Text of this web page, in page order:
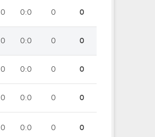
0 0:0 0 0
0 0:0 0 0
0 0:0 0 0
0 0:0 0 0
0 0:0 0 0